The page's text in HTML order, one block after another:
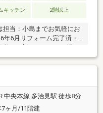
キッチン 2階以上
当：小島までお気軽にお
6月リフォーム完了済・
間取り変更、壁・天井ク
から洋室への変更、水回
中央本線 多治見駅 徒歩8分
7ヶ月/11階建